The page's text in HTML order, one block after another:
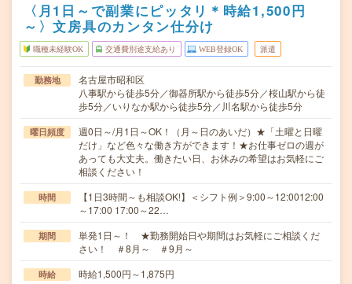
〈月1日～で副業にピッタリ＊時給1,500円
～〉文房具のカンタン仕分け
職種未経験OK 交通費別途支給あり WEB登録OK 派遣
勤務地
名古屋市昭和区
八事駅から徒歩5分／御器所駅から徒歩5分／桜山駅から徒
歩5分／いりなか駅から徒歩5分／川名駅から徒歩5分
曜日頻度
週0日～/月1日～OK！（月～日のあいだ）★「土曜と日曜
だけ」など色々な働き方ができます！★お仕事ゼロの週が
あっても大丈夫。働きたい日、お休みの希望はお気軽にご
相談ください！
時間
【1日3時間～も相談OK!】＜シフト例＞9:00～12:0012:00
～17:00 17:00～22…
期間
単発1日～！ ★勤務開始日や期間はお気軽にご相談くだ
さい！ ＃8月～ ＃9月～
時給 時給1,500円～1,875円